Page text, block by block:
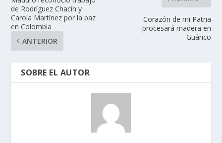
de Rodríguez Chacín y
Carola Martínez por la paz
en Colombia
ANTERIOR
Corazón de mi Patria
procesará madera en
Guárico
SOBRE EL AUTOR